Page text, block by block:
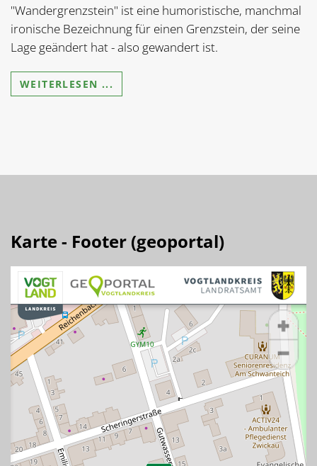
"Wandergrenzstein" ist eine humoristische, manchmal
ironische Bezeichnung für einen Grenzstein, der seine
Lage geändert hat - also gewandert ist.
WEITERLESEN ...
Karte - Footer (geoportal)